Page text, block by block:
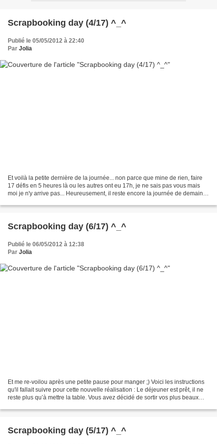
Scrapbooking day (4/17) ^_^
Publié le 05/05/2012 à 22:40
Par Jolia
Et voilà la petite dernière de la journée... non parce que mine de rien, faire
17 défis en 5 heures là ou les autres ont eu 17h, je ne sais pas vous mais
moi je n'y arrive pas... Heureusement, il reste encore la journée de demain
Scrapbooking day (6/17) ^_^
Publié le 06/05/2012 à 12:38
Par Jolia
Et me re-voilou après une petite pause pour manger ;) Voici les instructions
qu'il fallait suivre pour cette nouvelle réalisation : Le déjeuner est prêt, il ne
reste plus qu’à mettre la table. Vous avez décidé de sortir vos plus beaux
Scrapbooking day (5/17) ^_^